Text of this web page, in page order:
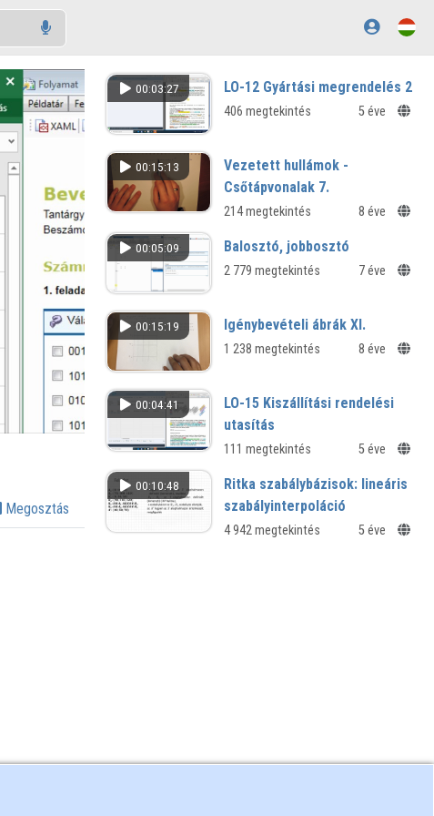
Megosztás
00:03:27 LO-12 Gyártási megrendelés 2
406 megtekintés 5 éve
00:15:13
Vezetett hullámok -
Csőtápvonalak 7.
214 megtekintés 8 éve
00:05:09 Balosztó, jobbosztó
2 779 megtekintés 7 éve
00:15:19 Igénybevételi ábrák XI.
1 238 megtekintés 8 éve
00:04:41
LO-15 Kiszállítási rendelési
utasítás
111 megtekintés 5 éve
00:10:48
Ritka szabálybázisok: lineáris
szabályinterpoláció
4 942 megtekintés 5 éve